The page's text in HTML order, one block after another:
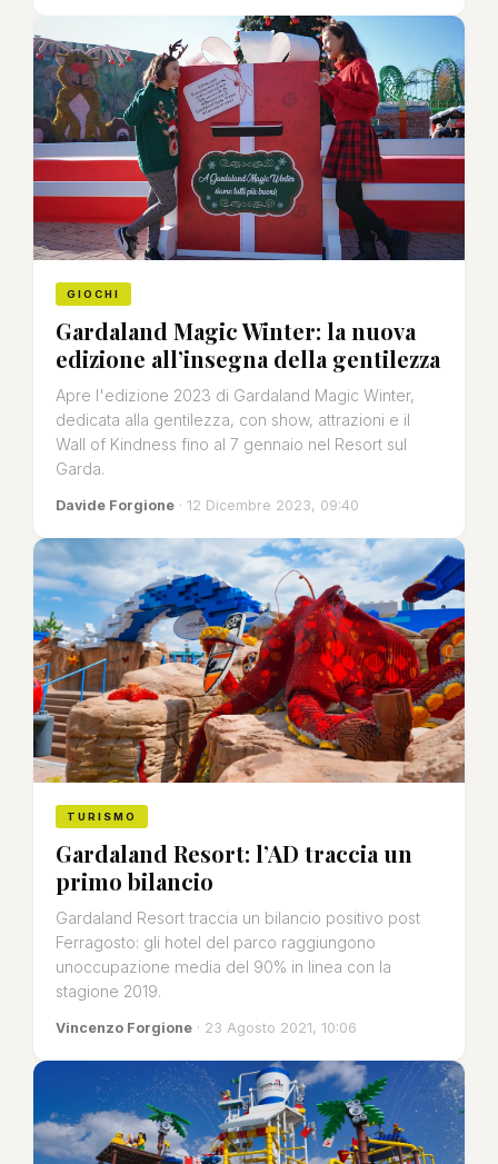
GIOCHI
Gardaland Magic Winter: la nuova
edizione all’insegna della gentilezza
Apre l'edizione 2023 di Gardaland Magic Winter,
dedicata alla gentilezza, con show, attrazioni e il
Wall of Kindness fino al 7 gennaio nel Resort sul
Garda.
Davide Forgione · 12 Dicembre 2023, 09:40
TURISMO
Gardaland Resort: l’AD traccia un
primo bilancio
Gardaland Resort traccia un bilancio positivo post
Ferragosto: gli hotel del parco raggiungono
unoccupazione media del 90% in linea con la
stagione 2019.
Vincenzo Forgione · 23 Agosto 2021, 10:06